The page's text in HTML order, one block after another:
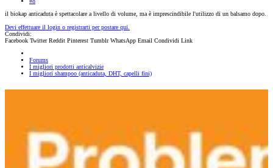
il biokap anticaduta è spettacolare a livello di volume, ma è imprescindibile l'utilizzo di un balsamo dopo.
Devi effettuare il login o registrarti per postare qui.
Condividi:
Facebook Twitter Reddit Pinterest Tumblr WhatsApp Email Condividi Link
Forums
I migliori prodotti anticalvizie
I migliori shampoo (anticaduta, DHT, capelli fini)